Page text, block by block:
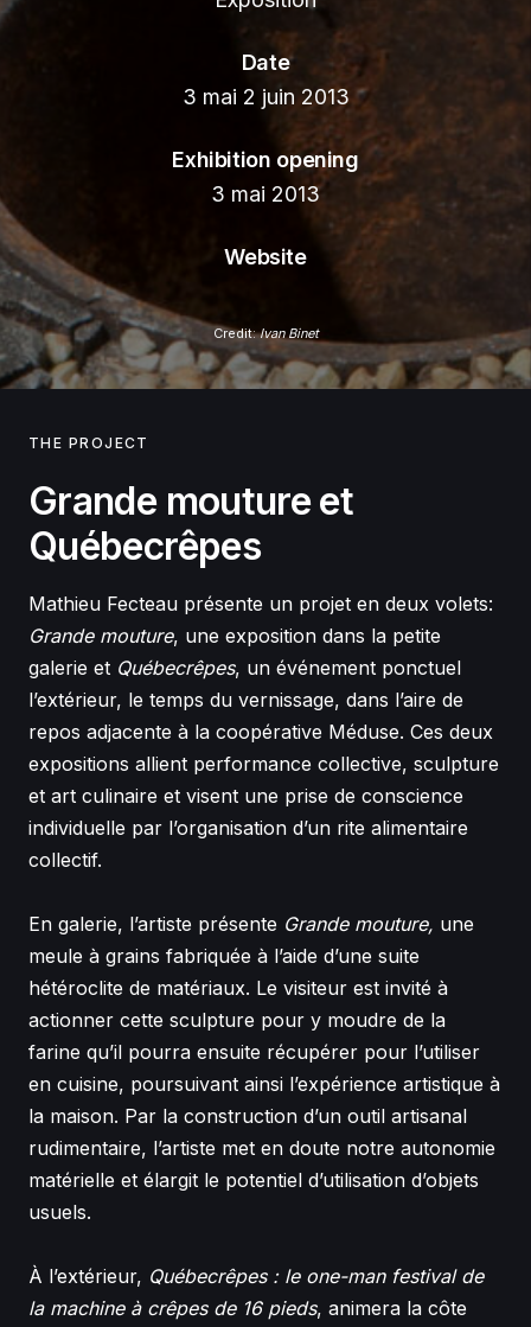
Date
3 mai 2 juin 2013
Exhibition opening
3 mai 2013
Website
Credit:Ivan Binet
THE PROJECT
Grande mouture et
Québecrêpes
Mathieu Fecteau présente un projet en deux volets:
Grande mouture, une exposition dans la petite
galerie et Québecrêpes, un événement ponctuel
l’extérieur, le temps du vernissage, dans l’aire de
repos adjacente à la coopérative Méduse. Ces deux
expositions allient performance collective, sculpture
et art culinaire et visent une prise de conscience
individuelle par l’organisation d’un rite alimentaire
collectif.
En galerie, l’artiste présente Grande mouture, une
meule à grains fabriquée à l’aide d’une suite
hétéroclite de matériaux. Le visiteur est invité à
actionner cette sculpture pour y moudre de la
farine qu’il pourra ensuite récupérer pour l’utiliser
en cuisine, poursuivant ainsi l’expérience artistique à
la maison. Par la construction d’un outil artisanal
rudimentaire, l’artiste met en doute notre autonomie
matérielle et élargit le potentiel d’utilisation d’objets
usuels.
À l’extérieur, Québecrêpes : le one-man festival de
la machine à crêpes de 16 pieds, animera la côte